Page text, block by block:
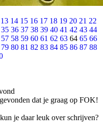
13 14 15 16 17 18 19 20 21 22
35 36 37 38 39 40 41 42 43 44
57 58 59 60 61 62 63 64 65 66
79 80 81 82 83 84 85 86 87 88
dat je graag op FOK!
je daar leuk over schrijven?